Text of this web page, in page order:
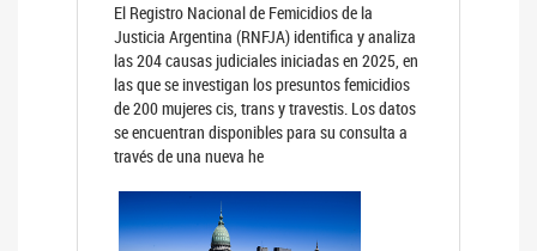
El Registro Nacional de Femicidios de la
Justicia Argentina (RNFJA) identifica y analiza
las 204 causas judiciales iniciadas en 2025, en
las que se investigan los presuntos femicidios
de 200 mujeres cis, trans y travestis. Los datos
se encuentran disponibles para su consulta a
través de una nueva he